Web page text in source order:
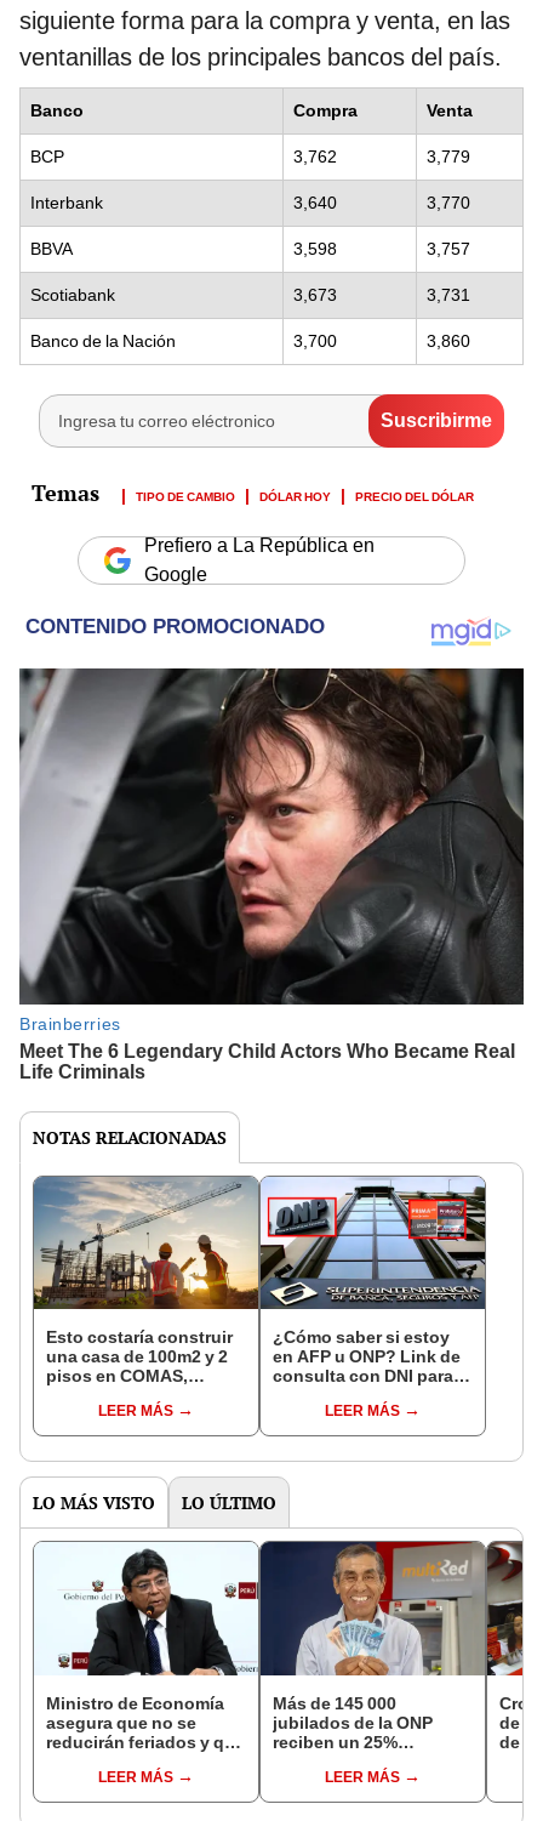
siguiente forma para la compra y venta, en las
ventanillas de los principales bancos del país.
Banco Compra Venta
BCP 3,762 3,779
Interbank 3,640 3,770
BBVA 3,598 3,757
Scotiabank 3,673 3,731
Banco de la Nación 3,700 3,860
TIPO DE CAMBIO DÓLAR HOY PRECIO DEL DÓLAR
Prefiero a La República en
Google
NOTAS RELACIONADAS
Esto costaría construir
una casa de 100m2 y 2
pisos en COMAS,
distritos de LIMA
NORTE
LEER MÁS
¿Cómo saber si estoy
en AFP u ONP? Link de
consulta con DNI para
pensiones estás
LEER MÁS
LO MÁS VISTO LO ÚLTIMO
Ministro de Economía
asegura que no se
reducirán feriados y que
aumentará en dos
etapas
LEER MÁS
Más de 145 000
jubilados de la ONP
reciben un 25%
en agostoLEER MÁS
de
de